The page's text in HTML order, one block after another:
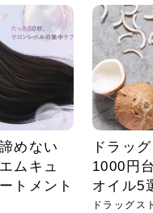
トリートメ
大きく変わ
の塗り...
メガネ
2026春のト
すみカラー
く...
さくら
2026年のシ
ルでエアリ
解...
かえで
しばらく美
ろそろ髪型
思って...
メガネ
血行を促進
効果が...
さろめ
髪をきれい
ムを増やす
頭皮の...
さくら
スキンケア
ンプーにも
などの...
さくら
「たくさん
に、実際に
ものばか...
あおい
フェイスラ
いうお悩み
しょう...
あかり
顔の産毛を
で抜くなど
感じて...
あおい
最近、なん
気がすると
じつは...
あおい
と種類
できる...
ふと鏡を見
落ち込んで
その原...
あおい
果。オ
魅力と、
痩身エステ
機器を使っ
技によ...
あかり
めない
ムキュ
トメント
ドラッ
1000円
オイル5
ドラッグス